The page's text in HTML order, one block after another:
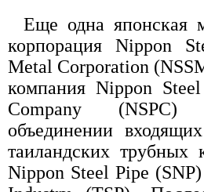
Еще одна японская
корпорация Nippon
Metal Corporation
компания Nippon
Company
объединении
таиландских трубных
Nippon Steel Pipe